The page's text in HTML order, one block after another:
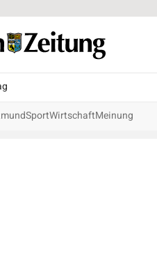
SportWirtschaftMeinung